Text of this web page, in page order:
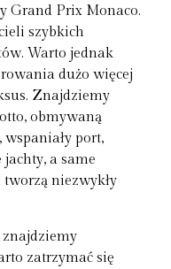
Grand Prix Monaco.
szybkich
Warto jednak
dużo więcej
Znajdziemy
obmywaną
port,
a same
niezwykły
zatrzymać się